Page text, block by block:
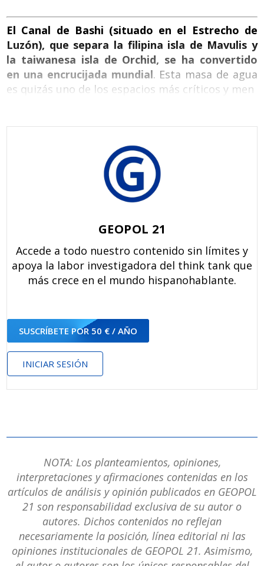
El Canal de Bashi (situado en el Estrecho de
Luzón), que separa la filipina isla de Mavulis y
la taiwanesa isla de Orchid, se ha convertido
en una encrucijada mundial. Esta masa de agua
es quizás uno de los espacios más críticos y men
GEOPOL 21
Accede a todo nuestro contenido sin límites y
apoya la labor investigadora del think tank que
más crece en el mundo hispanohablante.
SUSCRÍBETE POR 50 € / AÑO
INICIAR SESIÓN
NOTA: Los planteamientos, opiniones,
interpretaciones y afirmaciones contenidas en los
artículos de análisis y opinión publicados en GEOPOL
21 son responsabilidad exclusiva de su autor o
autores. Dichos contenidos no reflejan
necesariamente la posición, línea editorial ni las
opiniones institucionales de GEOPOL 21. Asimismo,